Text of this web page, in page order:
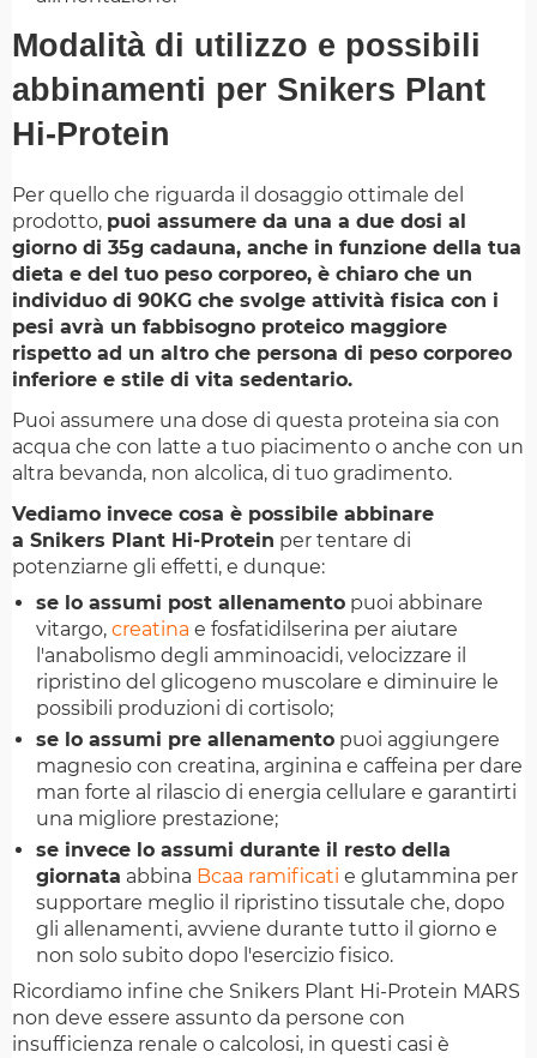
Modalità di utilizzo e possibili
abbinamenti per Snikers Plant
Hi-Protein
Per quello che riguarda il dosaggio ottimale del
prodotto, puoi assumere da una a due dosi al
giorno di 35g cadauna, anche in funzione della tua
dieta e del tuo peso corporeo, è chiaro che un
individuo di 90KG che svolge attività fisica con i
pesi avrà un fabbisogno proteico maggiore
rispetto ad un altro che persona di peso corporeo
inferiore e stile di vita sedentario.
Puoi assumere una dose di questa proteina sia con
acqua che con latte a tuo piacimento o anche con un
altra bevanda, non alcolica, di tuo gradimento.
Vediamo invece cosa è possibile abbinare
a Snikers Plant Hi-Protein per tentare di
potenziarne gli effetti, e dunque:
se lo assumi post allenamento puoi abbinare
vitargo, creatina e fosfatidilserina per aiutare
l'anabolismo degli amminoacidi, velocizzare il
ripristino del glicogeno muscolare e diminuire le
possibili produzioni di cortisolo;
se lo assumi pre allenamento puoi aggiungere
magnesio con creatina, arginina e caffeina per dare
man forte al rilascio di energia cellulare e garantirti
una migliore prestazione;
se invece lo assumi durante il resto della
giornata abbina Bcaa ramificati e glutammina per
supportare meglio il ripristino tissutale che, dopo
gli allenamenti, avviene durante tutto il giorno e
non solo subito dopo l'esercizio fisico.
Ricordiamo infine che Snikers Plant Hi-Protein MARS
non deve essere assunto da persone con
insufficienza renale o calcolosi, in questi casi è